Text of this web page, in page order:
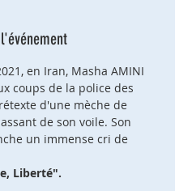
en Iran, Masha AMINI
coups de la police des
d'une mèche de
de son voile. Son
un immense cri de
Liberté".